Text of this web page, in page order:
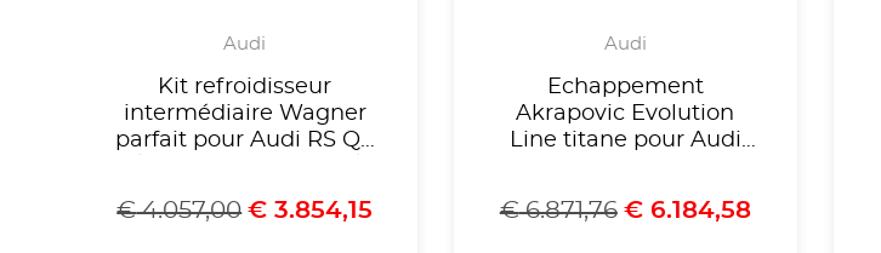
Audi
Kit refroidisseur
intermédiaire Wagner
parfait pour Audi RS Q8
€4.057,00 € 3.854,15
Audi
Echappement
Akrapovic Evolution
Line titane pour Audi
€6.871,76 €6.184,58